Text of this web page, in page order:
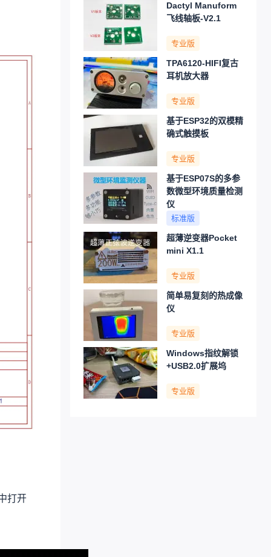
打开
Dactyl Manuform
飞线轴板-V2.1
专业版
TPA6120-HIFI复古
耳机放大器
专业版
基于ESP32的双模精
确式触摸板
专业版
基于ESP07S的多参
数微型环境质量检测
仪
标准版
超薄逆变器Pocket
mini X1.1
专业版
简单易复刻的热成像
仪
专业版
Windows指纹解锁
+USB2.0扩展坞
专业版